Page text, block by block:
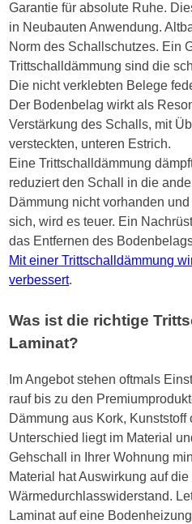
Garantie für absolute Ruhe.
in Neubauten Anwendung.
Norm des Schallschutzes. Ein
Trittschalldämmung sind die
Die nicht verklebten Belege
Der Bodenbelag wirkt als
Verstärkung des Schalls, mit
versteckten, unteren Estrich.
Eine Trittschalldämmung
reduziert den Schall in die
Dämmung nicht vorhanden
sich, wird es teuer. Ein
das Entfernen des
Mit einer Trittschalldämmung
verbessert.
Was ist die richtige
Laminat?
Im Angebot stehen oftmals
rauf bis zu den
Dämmung aus Kork,
Unterschied liegt im Material
Gehschall in Ihrer Wohnung
Material hat Auswirkung auf
Wärmedurchlasswiderstand.
Laminat auf eine